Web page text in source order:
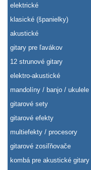
elektrické
klasické (španielky)
akustické
gitary pre ľavákov
12 strunové gitary
elektro-akustické
mandolíny / banjo / ukulele
gitarové sety
gitarové efekty
multiefekty / procesory
gitarové zosiľňovače
kombá pre akustické gitary